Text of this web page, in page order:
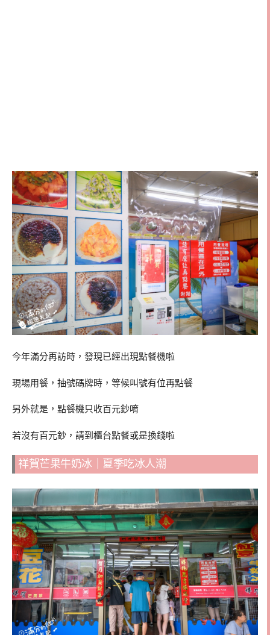
今年滿分再訪時，發現已經出現點餐機啦
現場用餐，抽號碼牌時，等候叫號有位再點餐
另外就是，點餐機只收百元鈔唷
若沒有百元鈔，請到櫃台點餐或是換錢啦
祥賀芒果牛奶冰｜夏季吃冰人潮